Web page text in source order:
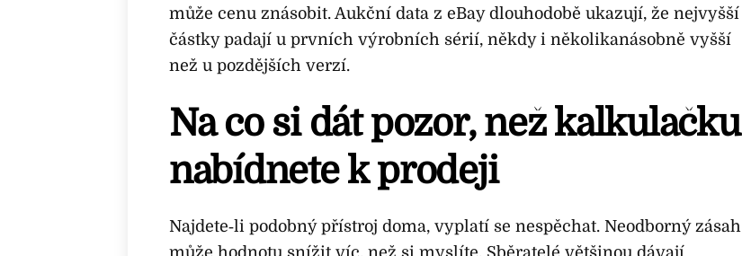
může cenu znásobit. Aukční data z eBay dlouhodobě ukazují, že nejvyšší
částky padají u prvních výrobních sérií, někdy i několikanásobně vyšší
než u pozdějších verzí.
Na co si dát pozor, než kalkulačku
nabídnete k prodeji
Najdete‑li podobný přístroj doma, vyplatí se nespěchat. Neodborný zásah